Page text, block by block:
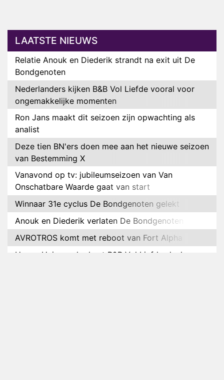
LAATSTE NIEUWS
Relatie Anouk en Diederik strandt na exit uit De
Bondgenoten
Nederlanders kijken B&B Vol Liefde vooral voor
ongemakkelijke momenten
Ron Jans maakt dit seizoen zijn opwachting als
analist
Deze tien BN'ers doen mee aan het nieuwe seizoen
van Bestemming X
Vanavond op tv: jubileumseizoen van Van
Onschatbare Waarde gaat van start
Winnaar 31e cyclus De Bondgenoten gelekt
Anouk en Diederik verlaten De Bondgenoten
AVROTROS komt met reboot van Fort Alpha
Henny Huisman herkent B&B Vol Liefde-deelnemer